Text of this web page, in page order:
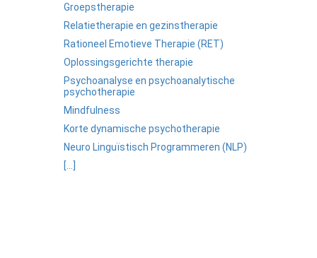
Groepstherapie
Relatietherapie en gezinstherapie
Rationeel Emotieve Therapie (RET)
Oplossingsgerichte therapie
Psychoanalyse en psychoanalytische
psychotherapie
Mindfulness
Korte dynamische psychotherapie
Neuro Linguïstisch Programmeren (NLP)
[...]